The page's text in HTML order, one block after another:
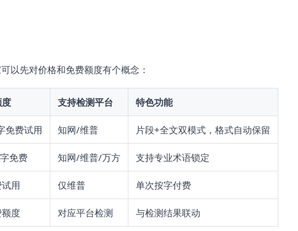
以先对价格和免费额度有个概念：
支持检测平台 特色功能
免费试用 知网/维普 片段+全文双模式，格式自动保留
免费 知网/维普/万方 支持专业术语锁定
用 仅维普 单次按字付费
度 对应平台检测 与检测结果联动